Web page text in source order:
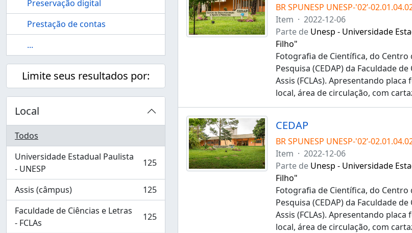
Preservação digital
Prestação de contas
...
Limite seus resultados por:
Local
Todos
Universidade Estadual Paulista
- UNESP
, 125 resultados 125
Assis (câmpus)
, 125 resultados
125
Faculdade de Ciências e Letras
- FCLAs
, 125 resultados 125
BR SPUNESP UNESP-'02’-
Item · 2022-12-06
Parte de Unesp - Universidade
Filho"
Fotografia de Científica, do
Pesquisa (CEDAP) da Faculdade
Assis (FCLAs). Apresentando
local, área de circulação, com
CEDAP
BR SPUNESP UNESP-'02’-
Item · 2022-12-06
Parte de Unesp - Universidade
Filho"
Fotografia de Científica, do
Pesquisa (CEDAP) da Faculdade
Assis (FCLAs). Apresentando
local, área de circulação, com